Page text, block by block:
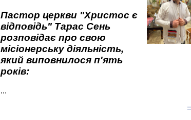
Пастор церкви "Христос є
відповідь" Тарас Сень
розповідає про свою
місіонерську діяльність,
який виповнилося п'ять
років:
...